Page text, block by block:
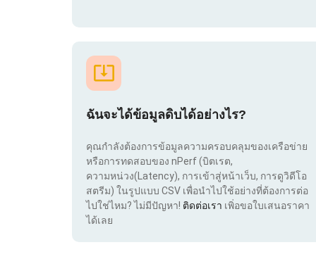
ฉันจะได้ข้อมูลดิบได้อย่างไร?
คุณกำลังต้องการข้อมูลความครอบคลุมของเครือข่าย
หรือการทดสอบของ nPerf (บิตเรต,
ความหน่วง(Latency), การเข้าสู่หน้าเว็บ, การดูวิดีโอ
สตรีม) ในรูปแบบ CSV เพื่อนำไปใช้อย่างที่ต้องการต่อ
ไปใช่ไหม? ไม่มีปัญหา! ติดต่อเรา เพิ่อขอใบเสนอราคา
ได้เลย